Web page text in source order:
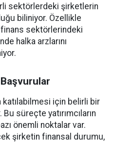
sektörlerdeki şirketlerin
biliniyor. Özellikle
sektörlerindeki
halka arzlarını
katılabilmesi için belirli bir
süreçte yatırımcıların
önemli noktalar var.
şirketin finansal durumu,